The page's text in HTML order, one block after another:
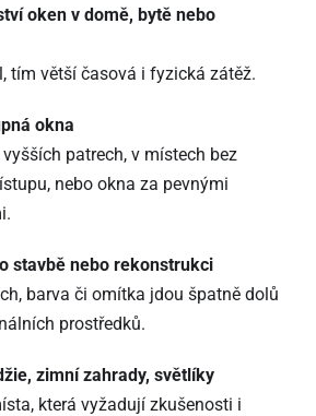
oken v domě, bytě nebo
tím větší časová i fyzická zátěž.
okna
patrech, v místech bez
nebo okna za pevnými
stavbě nebo rekonstrukci
barva či omítka jdou špatně dolů
prostředků.
zimní zahrady, světlíky
která vyžadují zkušenosti i